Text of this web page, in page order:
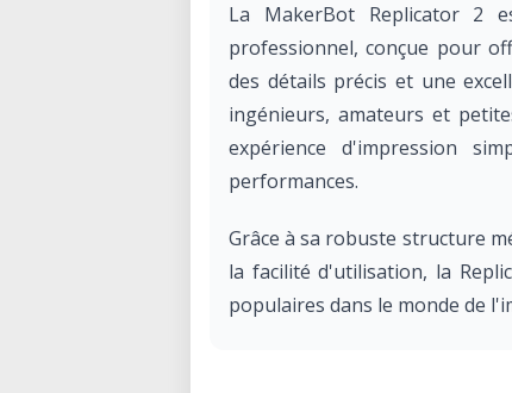
La MakerBot Replicator 2
professionnel, conçue pour
des détails précis et une
ingénieurs, amateurs et
expérience d'impression
performances.
Grâce à sa robuste structure
la facilité d'utilisation, la
populaires dans le monde de